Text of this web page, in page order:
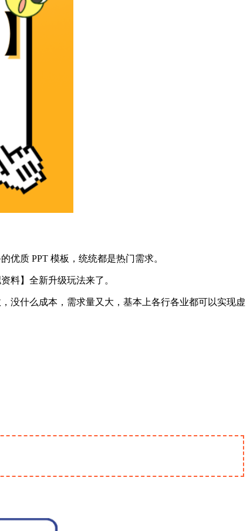
质 PPT 模板，统统都是热门需求。
料】全新升级玩法来了。
没什么成本，需求量又大，基本上各行各业都可以实现虚